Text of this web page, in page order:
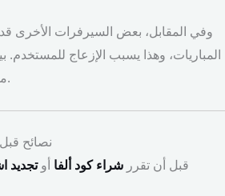
وفي المقابل، بعض السيرفرات الأخرى
المباريات، وهذا يسبب الإزعاج للمستخدم.
مشاهدة مريحة بدون تقطيع.
نصائح
قبل أن تقرر شراء كود ألفا أوتجديد